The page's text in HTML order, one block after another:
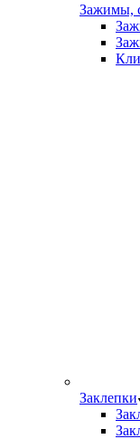
Зажимы,
Заклепки